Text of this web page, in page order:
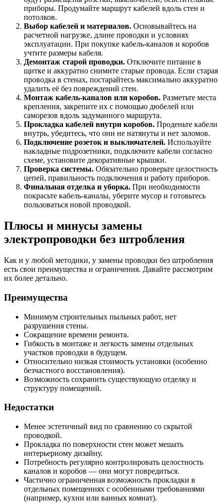
приборы. Продумайте маршрут кабелей вдоль стен и
потолков.
Выбор кабелей и материалов. Основывайтесь на
расчетной нагрузке, длине проводки и условиях
эксплуатации. При покупке кабель-каналов и коробов
учтите размеры кабеля.
Демонтаж старой проводки. Отключите питание в
щитке и аккуратно снимите старые провода. Если старая
проводка в стенах, постарайтесь максимально аккуратно
удалить её без повреждений стен.
Монтаж кабель-каналов или коробов. Разметьте места
крепления, закрепите их с помощью дюбелей или
саморезов вдоль задуманного маршрута.
Прокладка кабелей внутри коробов. Проденьте кабели
внутрь, убедитесь, что они не натянуты и нет заломов.
Подключение розеток и выключателей. Используйте
накладные подрозетники, подключите кабели согласно
схеме, установите декоративные крышки.
Проверка системы. Обязательно проверьте целостность
цепей, правильность подключения и работу приборов.
Финальная отделка и уборка. При необходимости
покрасьте кабель-каналы, уберите мусор и готовьтесь
пользоваться новой проводкой.
Плюсы и минусы замены
электропроводки без штробления
Как и у любой методики, у замены проводки без штробления
есть свои преимущества и ограничения. Давайте рассмотрим
их более детально.
Преимущества
Минимум строительных пыльных работ, нет
разрушения стены.
Сокращение времени ремонта.
Гибкость в монтаже и легкость замены отдельных
участков проводки в будущем.
Относительно низкая стоимость установки (особенно
безчастного восстановления).
Возможность сохранить существующую отделку и
структуру помещений.
Недостатки
Менее эстетичный вид по сравнению со скрытой
проводкой.
Прокладка по поверхности стен может мешать
интерьерному дизайну.
Потребность регулярно контролировать целостность
каналов и коробов — они могут повредиться.
Частично ограниченная возможность прокладки в
отдельных помещениях с особенными требованиями
(например, кухни или ванных комнат).